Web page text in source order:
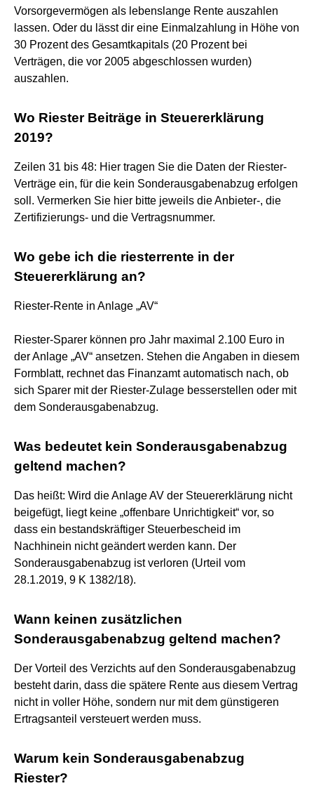
Vorsorgevermögen als lebenslange Rente auszahlen
lassen. Oder du lässt dir eine Einmalzahlung in Höhe von
30 Prozent des Gesamtkapitals (20 Prozent bei
Verträgen, die vor 2005 abgeschlossen wurden)
auszahlen.
Wo Riester Beiträge in Steuererklärung
2019?
Zeilen 31 bis 48: Hier tragen Sie die Daten der Riester-
Verträge ein, für die kein Sonderausgabenabzug erfolgen
soll. Vermerken Sie hier bitte jeweils die Anbieter-, die
Zertifizierungs- und die Vertragsnummer.
Wo gebe ich die riesterrente in der
Steuererklärung an?
Riester-Rente in Anlage „AV“
Riester-Sparer können pro Jahr maximal 2.100 Euro in
der Anlage „AV“ ansetzen. Stehen die Angaben in diesem
Formblatt, rechnet das Finanzamt automatisch nach, ob
sich Sparer mit der Riester-Zulage besserstellen oder mit
dem Sonderausgabenabzug.
Was bedeutet kein Sonderausgabenabzug
geltend machen?
Das heißt: Wird die Anlage AV der Steuererklärung nicht
beigefügt, liegt keine „offenbare Unrichtigkeit“ vor, so
dass ein bestandskräftiger Steuerbescheid im
Nachhinein nicht geändert werden kann. Der
Sonderausgabenabzug ist verloren (Urteil vom
28.1.2019, 9 K 1382/18).
Wann keinen zusätzlichen
Sonderausgabenabzug geltend machen?
Der Vorteil des Verzichts auf den Sonderausgabenabzug
besteht darin, dass die spätere Rente aus diesem Vertrag
nicht in voller Höhe, sondern nur mit dem günstigeren
Ertragsanteil versteuert werden muss.
Warum kein Sonderausgabenabzug
Riester?